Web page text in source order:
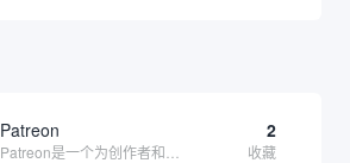
Patreon 2
收藏